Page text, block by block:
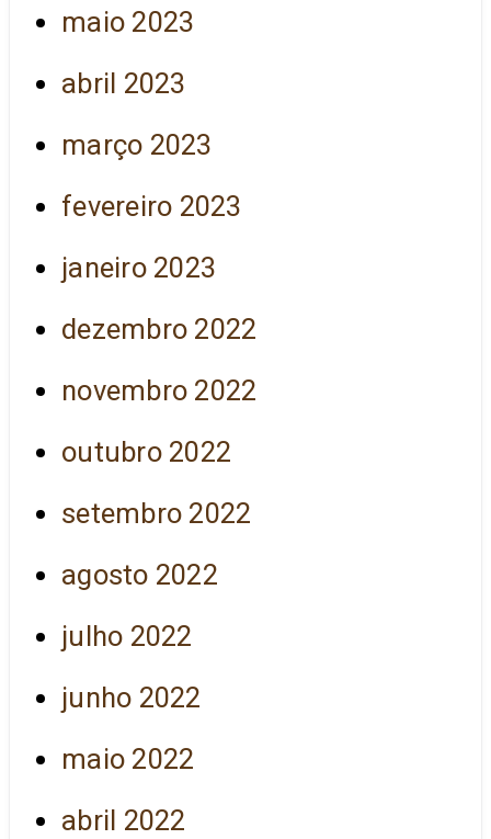
maio 2023
abril 2023
março 2023
fevereiro 2023
janeiro 2023
dezembro 2022
novembro 2022
outubro 2022
setembro 2022
agosto 2022
julho 2022
junho 2022
maio 2022
abril 2022